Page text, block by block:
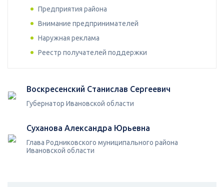
Предприятия района
Внимание предпринимателей
Наружная реклама
Реестр получателей поддержки
Воскресенский Станислав Сергеевич
Губернатор Ивановской области
Суханова Александра Юрьевна
Глава Родниковского муниципального района
Ивановской области